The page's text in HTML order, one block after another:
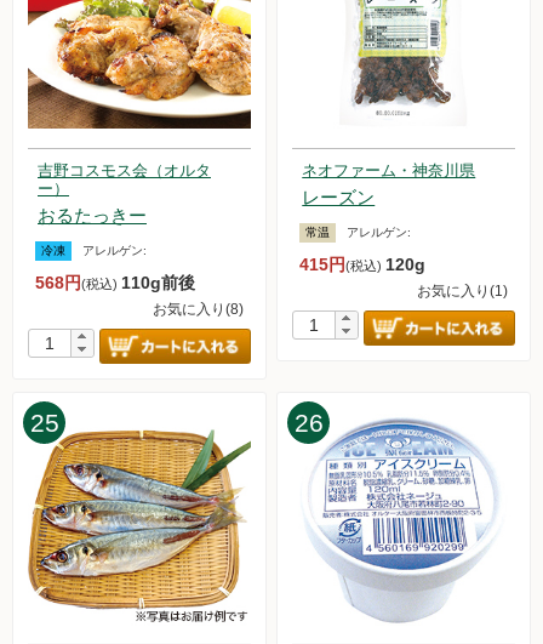
2023.4.22【毎週土曜日更新！】アイテムを更新しました。
2023.4.15【毎週土曜日更新！】アイテムを更新しました。
2023.4.14【重要】送料改定のお知らせ
2023.4.8【毎週土曜日更新！】アイテムを更新しました。
2023.4.1【毎週土曜日更新！】アイテムを更新しました。
2023.3.25【毎週土曜日更新！】アイテムを更新しました。
2023.3.18【毎週土曜日更新！】アイテムを更新しました。
2023.3.11【毎週土曜日更新！】アイテムを更新しました。
2023.3.4【毎週土曜日更新！】アイテムを更新しました。
2023.2.25【毎週土曜日更新！】アイテムを更新しました。
2023.2.18【毎週土曜日更新！】アイテムを更新しました。
2023.2.11【毎週土曜日更新！】アイテムを更新しました。
2023.2.4【毎週土曜日更新！】アイテムを更新しました。
2023.1.28【毎週土曜日更新！】アイテムを更新しました。
2023.1.14【毎週土曜日更新！】アイテムを更新しました。
2023.1.8【お試しセット】販売を再開しました。
2023.1.7【毎週土曜日更新！】アイテムを更新しました。
吉野コスモス会（オルタ
ー）
おるたっきー
冷凍 アレルゲン:
568円(税込) 110g前後
お気に入り(8)
ネオファーム・神奈川県
レーズン
常温 アレルゲン:
415円(税込) 120g
お気に入り(1)
25 26